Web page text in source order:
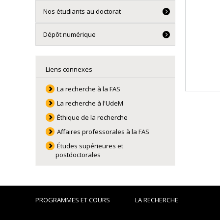
Nos étudiants au doctorat
Dépôt numérique
Liens connexes
La recherche à la FAS
La recherche à l'UdeM
Éthique de la recherche
Affaires professorales à la FAS
Études supérieures et
postdoctorales
PROGRAMMES ET COURS LA RECHERCHE